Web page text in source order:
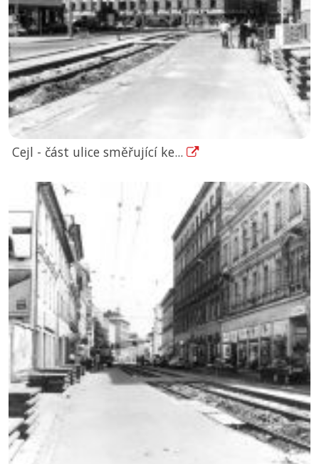
Cejl - část ulice směřující ke...